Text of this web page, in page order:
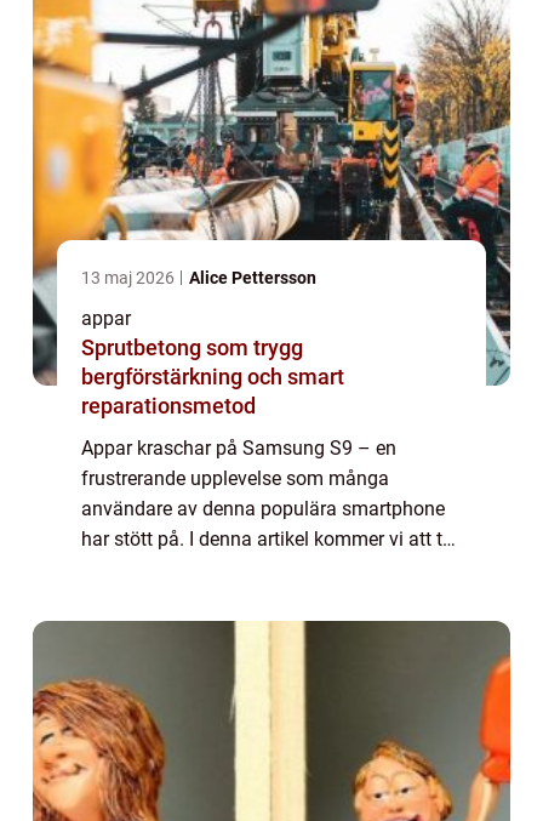
13 maj 2026 Alice Pettersson
appar
Sprutbetong som trygg
bergförstärkning och smart
reparationsmetod
Appar kraschar på Samsung S9 – en
frustrerande upplevelse som många
användare av denna populära smartphone
har stött på. I denna artikel kommer vi att ta